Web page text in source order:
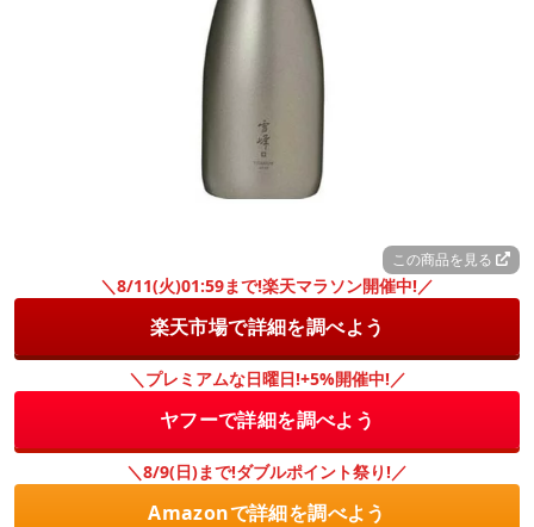
この商品を見る
＼8/11(火)01:59まで!楽天マラソン開催中!／
楽天市場で詳細を調べよう
＼プレミアムな日曜日!+5%開催中!／
ヤフーで詳細を調べよう
＼8/9(日)まで!ダブルポイント祭り!／
Amazonで詳細を調べよう